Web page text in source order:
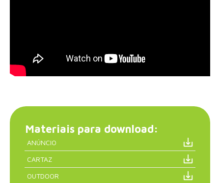
Materiais para download:
ANÚNCIO
CARTAZ
OUTDOOR